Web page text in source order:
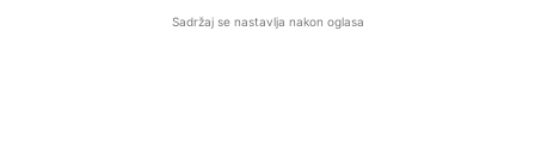
Sadržaj se nastavlja nakon oglasa